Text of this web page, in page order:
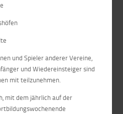
und Spieler anderer Vereine,
und Wiedereinsteiger sind
mit teilzunehmen.
mit dem jährlich auf der